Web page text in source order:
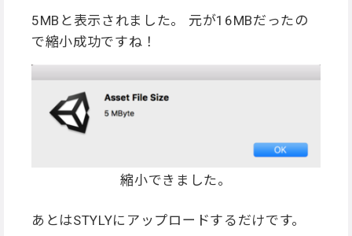
5MBと表示されました。 元が16MBだったの
で縮小成功ですね！
縮小できました。
あとはSTYLYにアップロードするだけです。